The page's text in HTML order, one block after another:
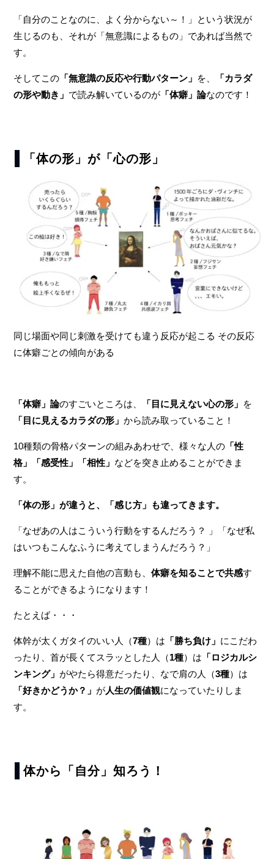
「自分のことなのに、よく分からない～！」という状況が
生じるのも、それが「無意識によるもの」であれば当然で
す。
そしてこの 「無意識の反応や行動パターン」 を、
「カラダ
の形や動き」 で読み解いているのが 「体癖」論なのです！
「体の形」が「心の形」
同じ場面や同じ刺激を受けても違う反応が起こる その反応
に体癖ごとの傾向がある
「体癖」論のすごいところは、 「目に見えない心の形」 を
「目に見えるカラダの形」から読み取っていること！
10種類の骨格パターンの組みあわせで、様々な人の 「性
格」「感受性」「相性」 などを突き止めることができま
す。
「体の形」が違うと、「感じ方」も違ってきます。
「なぜあの人はこういう行動をするんだろう？ 」「なぜ私
はいつもこんなふうに考えてしまうんだろう？」
理解不能に思えた自他の言動も、体癖を知ることで共感す
ることができるようになります！
たとえば・・・
体幹が太くガタイのいい人（7種）は 「勝ち負け」 にこだわ
ったり、首が長くてスラッとした人（1種）は 「ロジカルシ
ンキング」 がやたら得意だったり、なで肩の人（3種）は
「好きかどうか？」 が人生の価値観になっていたりしま
す。
体から「自分」知ろう！